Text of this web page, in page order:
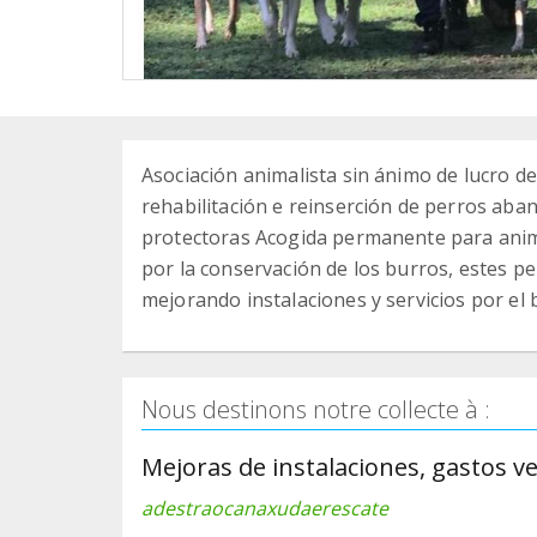
Asociación animalista sin ánimo de lucro
rehabilitación e reinserción de perros
protectoras Acogida permanente para
por la conservación de los burros, estes
mejorando instalaciones y servicios por el
Nous destinons notre collecte à :
Mejoras de instalaciones, gastos
adestraocanaxudaerescate